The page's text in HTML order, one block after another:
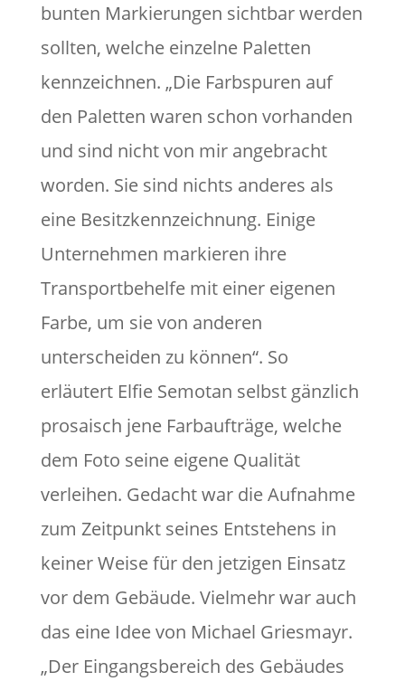
bunten Markierungen sichtbar werden
sollten, welche einzelne Paletten
kennzeichnen. „Die Farbspuren auf
den Paletten waren schon vorhanden
und sind nicht von mir angebracht
worden. Sie sind nichts anderes als
eine Besitzkennzeichnung. Einige
Unternehmen markieren ihre
Transportbehelfe mit einer eigenen
Farbe, um sie von anderen
unterscheiden zu können“. So
erläutert Elfie Semotan selbst gänzlich
prosaisch jene Farbaufträge, welche
dem Foto seine eigene Qualität
verleihen. Gedacht war die Aufnahme
zum Zeitpunkt seines Entstehens in
keiner Weise für den jetzigen Einsatz
vor dem Gebäude. Vielmehr war auch
das eine Idee von Michael Griesmayr.
„Der Eingangsbereich des Gebäudes